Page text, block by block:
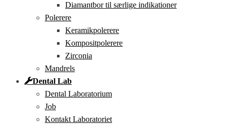
Diamantbor til særlige indikationer
Polerere
Keramikpolerere
Kompositpolerere
Zirconia
Mandrels
Dental Lab
Dental Laboratorium
Job
Kontakt Laboratoriet